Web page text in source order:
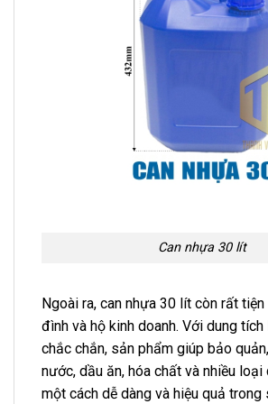
Can nhựa 30 lít
Ngoài ra, can nhựa 30 lít còn rất
đình và hộ kinh doanh. Với dung
chắc chắn, sản phẩm giúp bảo
nước, dầu ăn, hóa chất và nhiều
một cách dễ dàng và hiệu quả trong